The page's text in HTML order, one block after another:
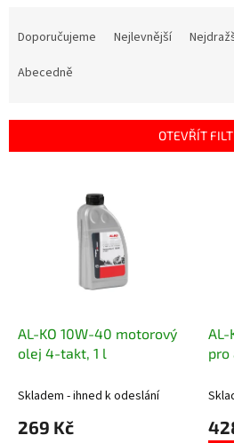
r
Doporučujeme Nejlevnější
Abecedně
OTEVŘÍT
AL-KO 10W-40 motorový
olej 4-takt, 1 l
Skladem - ihned k odeslání
269 Kč
AL-
pro